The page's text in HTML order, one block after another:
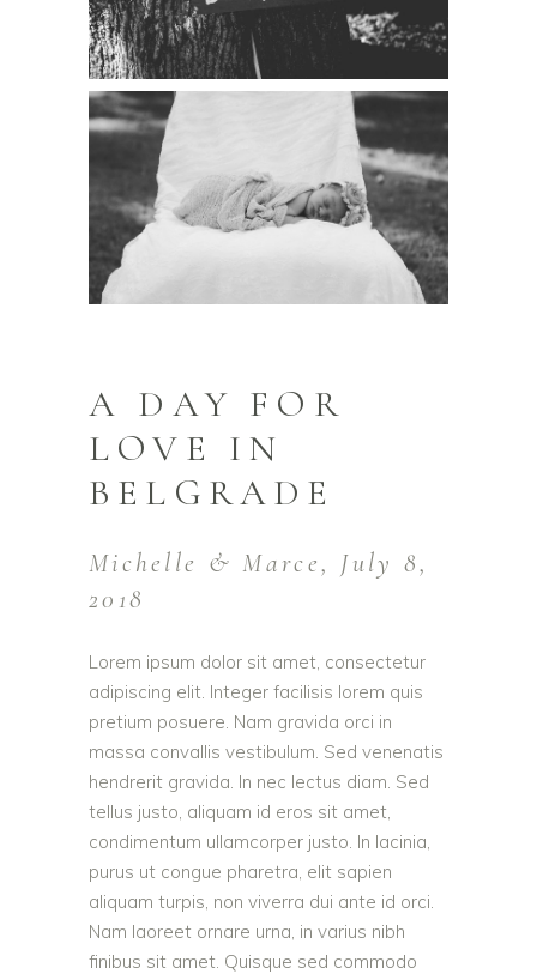
A DAY FOR
LOVE IN
BELGRADE
Michelle & Marce, July 8,
2018
Lorem ipsum dolor sit amet, consectetur
adipiscing elit. Integer facilisis lorem quis
pretium posuere. Nam gravida orci in
massa convallis vestibulum. Sed venenatis
hendrerit gravida. In nec lectus diam. Sed
tellus justo, aliquam id eros sit amet,
condimentum ullamcorper justo. In lacinia,
purus ut congue pharetra, elit sapien
aliquam turpis, non viverra dui ante id orci.
Nam laoreet ornare urna, in varius nibh
finibus sit amet. Quisque sed commodo